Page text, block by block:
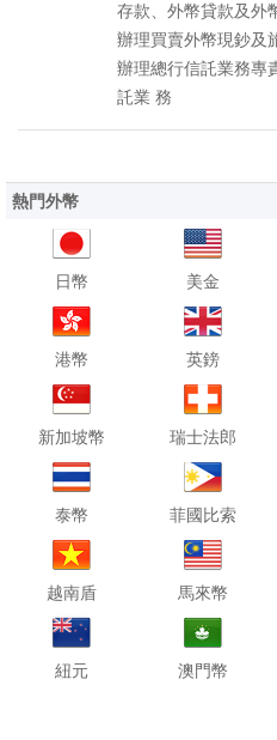
存款、外幣貸款及外
辦理買賣外幣現鈔及
辦理總行信託業務專
託業 務
熱門外幣
日幣 美金
港幣 英鎊
新加坡幣 瑞士法郎
泰幣 菲國比索
越南盾 馬來幣
紐元 澳門幣